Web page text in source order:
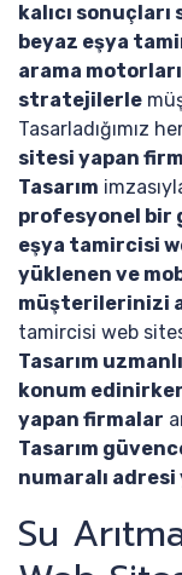
kalıcı sonuçları
beyaz eşya
arama
stratejilerle
Tasarladığımız
sitesi yapan
Tasarım
profesyonel bir
eşya tamircisi
yüklenen ve
müşterilerinizi
tamircisi web
Tasarım
konum
yapan firmalar
Tasarım
numaralı adresi
Su